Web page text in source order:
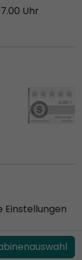
Uhr
Einstellungen